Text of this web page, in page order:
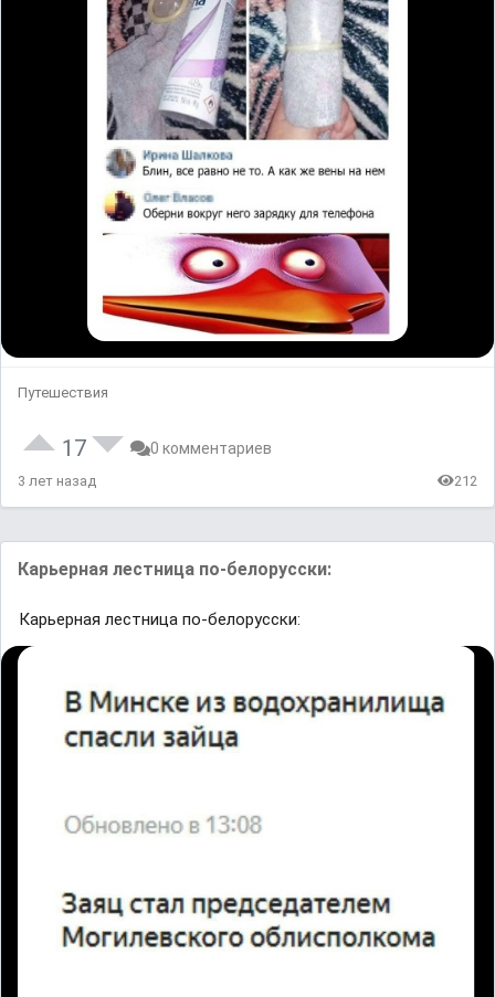
Путешествия
17 0 комментариев
3 лет назад 212
Карьерная лестница по-белорусски:
Карьерная лестница по-белорусски: